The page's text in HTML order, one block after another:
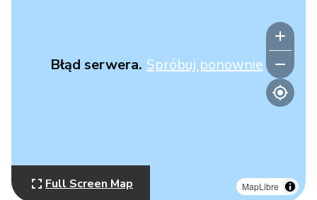
MapLibre
Błąd serwera. Spróbuj ponownie
Full Screen Map